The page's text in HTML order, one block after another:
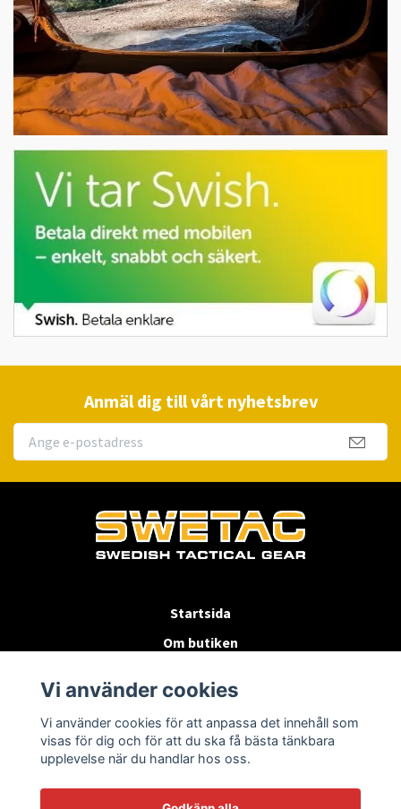
Anmäl dig till vårt nyhetsbrev
Startsida
Om butiken
Byten & Returer
Kontakta oss
Vi använder cookies
Vi använder cookies för att anpassa det innehåll som
visas för dig och för att du ska få bästa tänkbara
upplevelse när du handlar hos oss.